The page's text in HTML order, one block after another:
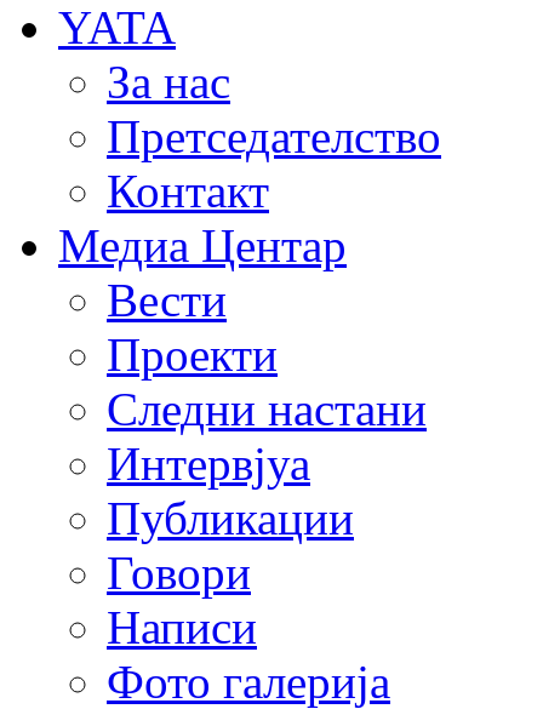
YATA
За нас
Претседателство
Контакт
Медиа Центар
Вести
Проекти
Следни настани
Интервјуа
Публикации
Говори
Написи
Фото галерија